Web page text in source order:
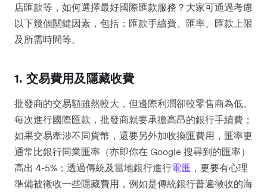
店匯款等，如何選擇最好國際匯款服務？大家可通過考慮
以下幾個關鍵因素，包括：匯款手續費、匯率、匯款上限
及所需時間等。
1. 交易費用及隱藏收費
批發商的交易額雖然較大，但邊際利潤卻較零售商為低。
每次進行國際匯款，批發商就要承擔高昂的銀行手續費；
如果交易牽涉不同貨幣，還要另外加收換匯費用，匯率更
通常比銀行同業匯率（亦即你在 Google 搜尋到的匯率）
高出 4-5%；透過傳統及當地銀行進行電匯 ，更要有心理
準備被徵收一些隱藏費用，例如是傳統銀行普遍徵收的海